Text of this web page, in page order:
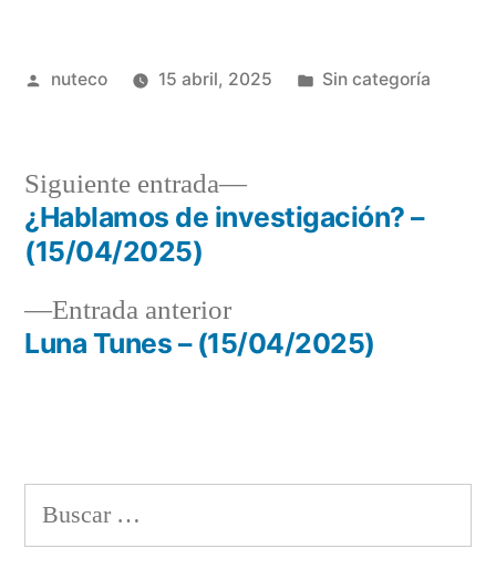
Publicada
nuteco 15 abril, 2025
Publicada
Sin categoría
Navegación
entradas
Entrada anteriorEntrada
anterior:
Luna Tunes – (15/04/2025)
Siguiente entrada
Siguiente
entrada:
¿Hablamos de investigación? –
(15/04/2025)
Buscar: